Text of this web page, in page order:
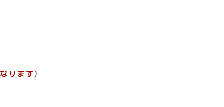
ります）